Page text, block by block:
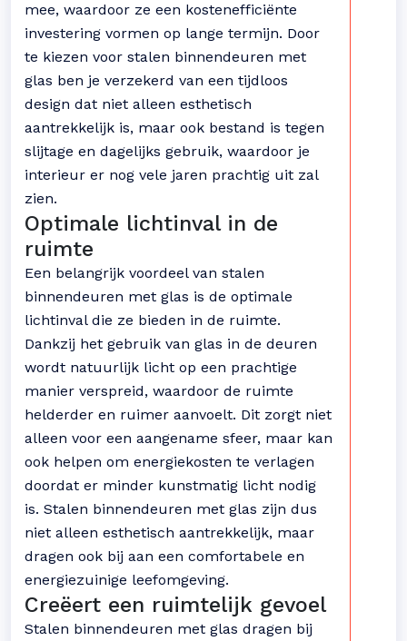
mee, waardoor ze een kostenefficiënte
investering vormen op lange termijn. Door
te kiezen voor stalen binnendeuren met
glas ben je verzekerd van een tijdloos
design dat niet alleen esthetisch
aantrekkelijk is, maar ook bestand is tegen
slijtage en dagelijks gebruik, waardoor je
interieur er nog vele jaren prachtig uit zal
zien.
Optimale lichtinval in de
ruimte
Een belangrijk voordeel van stalen
binnendeuren met glas is de optimale
lichtinval die ze bieden in de ruimte.
Dankzij het gebruik van glas in de deuren
wordt natuurlijk licht op een prachtige
manier verspreid, waardoor de ruimte
helderder en ruimer aanvoelt. Dit zorgt niet
alleen voor een aangename sfeer, maar kan
ook helpen om energiekosten te verlagen
doordat er minder kunstmatig licht nodig
is. Stalen binnendeuren met glas zijn dus
niet alleen esthetisch aantrekkelijk, maar
dragen ook bij aan een comfortabele en
energiezuinige leefomgeving.
Creëert een ruimtelijk gevoel
Stalen binnendeuren met glas dragen bij